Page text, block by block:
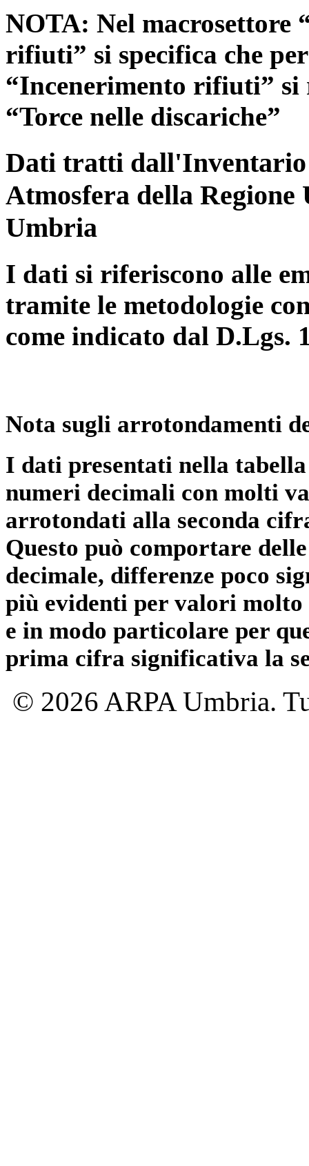
NOTA: Nel macrosettore
rifiuti” si specifica che
“Incenerimento rifiuti”
“Torce nelle discariche”
Dati tratti dall'Inventario
Atmosfera della
Umbria
I dati si riferiscono alle
tramite le metodologie
come indicato dal D.Lgs.
Nota sugli arrotondamenti
I dati presentati nella
numeri decimali con molti
arrotondati alla seconda
Questo può comportare
decimale, differenze poco
più evidenti per valori
e in modo particolare per
prima cifra significativa la
© 2026 ARPA Umbria.